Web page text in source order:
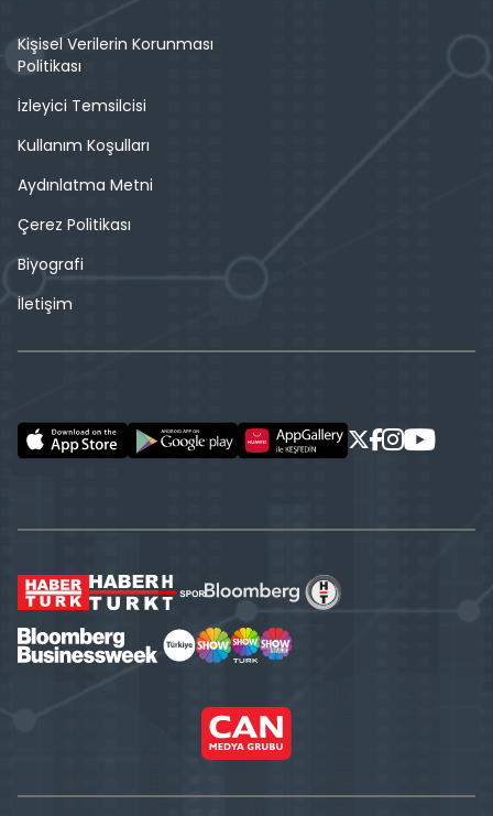
Kişisel Verilerin Korunması
Politikası
İzleyici Temsilcisi
Kullanım Koşulları
Aydınlatma Metni
Çerez Politikası
Biyografi
İletişim